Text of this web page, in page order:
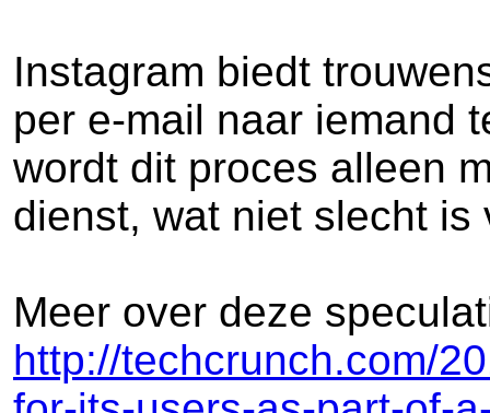
Instagram biedt
per e-mail naar iemand
wordt dit proces alleen
dienst, wat niet slecht
Meer over deze
http://techcrunch.com/